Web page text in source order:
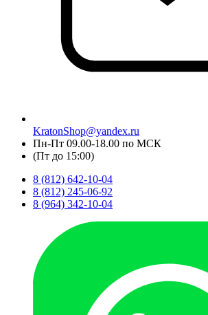
KratonShop@yandex.ru
Пн-Пт 09.00-18.00 по МСК
(Пт до 15:00)
8 (812) 642-10-04
8 (812) 245-06-92
8 (964) 342-10-04